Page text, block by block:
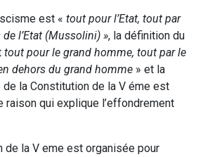
est « tout pour l’Etat, tout par
de l’Etat (Mussolini) », la définition du
tout pour le grand homme, tout par le
dehors du grand homme » et la
la Constitution de la V éme est
raison qui explique l’effondrement
de la V eme est organisée pour